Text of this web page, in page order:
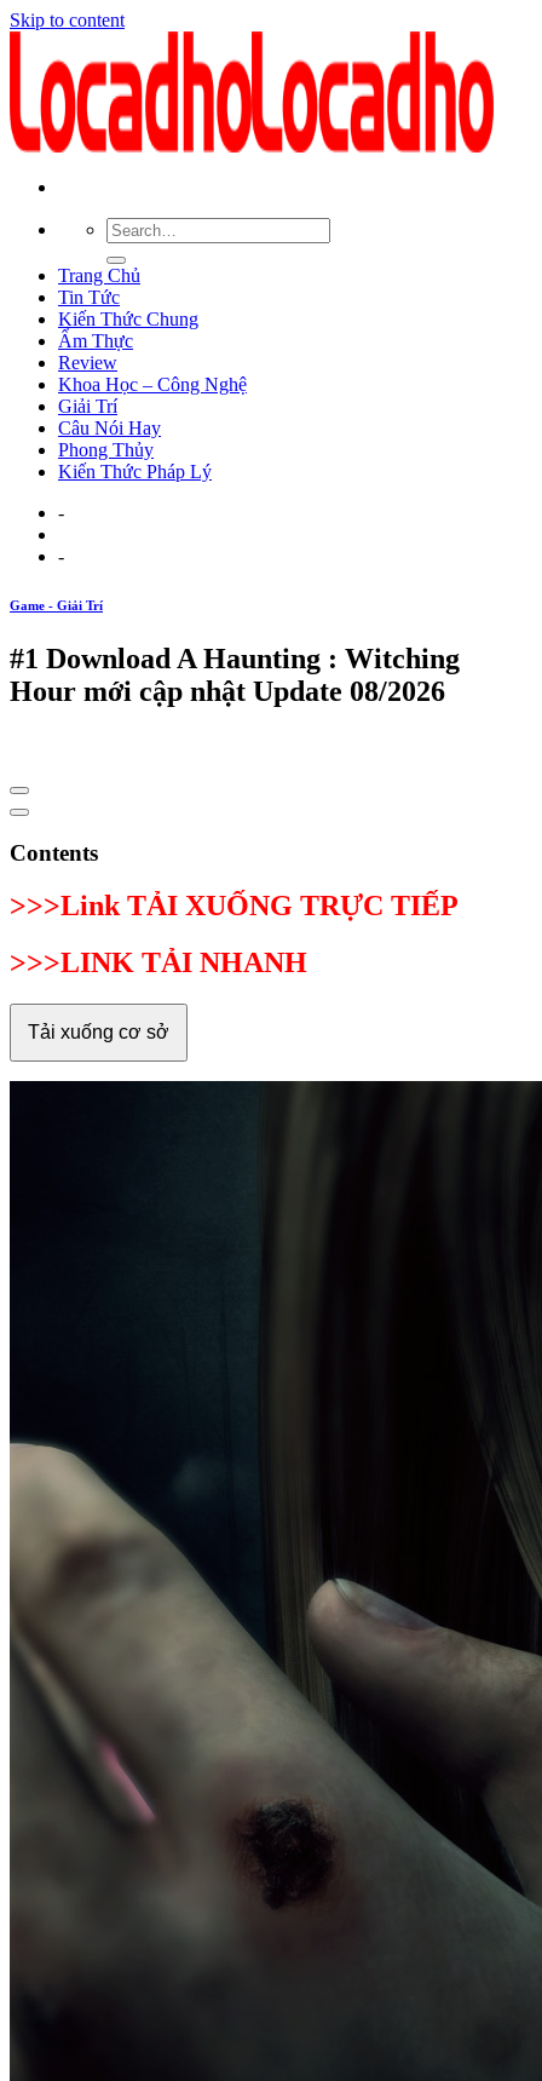
Skip to content
Trang Chủ
Tin Tức
Kiến Thức Chung
Ẩm Thực
Review
Khoa Học – Công Nghệ
Giải Trí
Câu Nói Hay
Phong Thủy
Kiến Thức Pháp Lý
-
-
Game - Giải Trí
#1 Download A Haunting : Witching
Hour mới cập nhật Update 08/2026
Contents
>>>Link TẢI XUỐNG TRỰC TIẾP
>>>LINK TẢI NHANH
Tải xuống cơ sở